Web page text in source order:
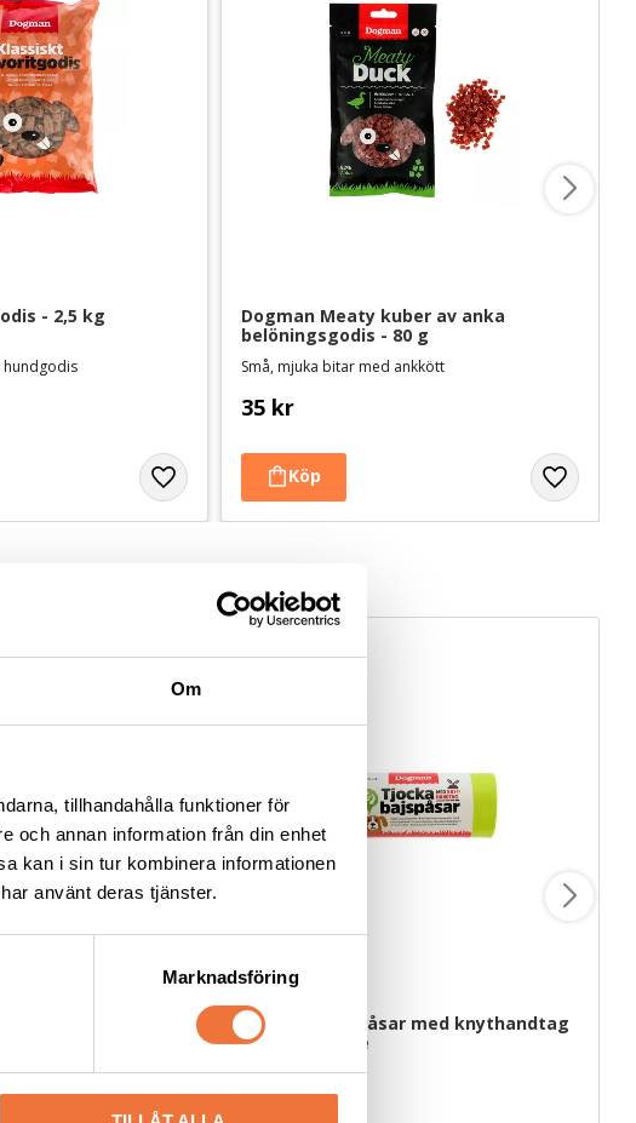
Om
tillhandahålla funktioner för
och annan information från din enhet
kan i sin tur kombinera informationen
använt deras tjänster.
Marknadsföring
- 2,5 kg
hundgodis
Dogman Meaty kuber av anka
belöningsgodis - 80 g
Små, mjuka bitar med ankkött
35 kr
i tre storlekar
Dogman bajspåsar med knythandtag
50-pack - Lime
22,5 x 28 cm